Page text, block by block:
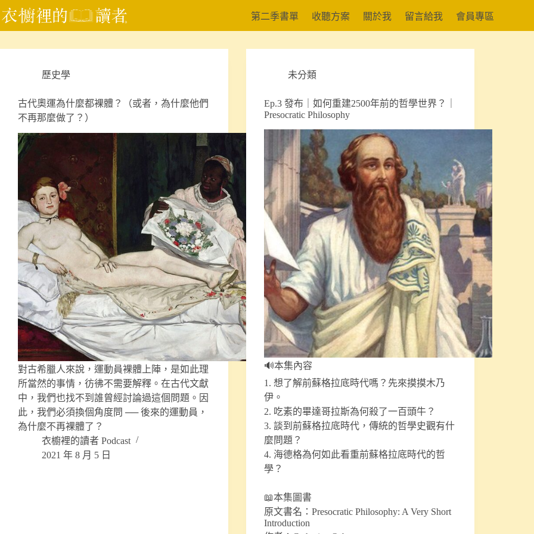
跳
至
要
第二季書單 收聽方案 關於我 留言給我 會員專區
歷史學
古代奧運為什麼都裸體？（或者，為什麼他們
不再那麼做了？）
對古希臘人來說，運動員裸體上陣，是如此理
所當然的事情，彷彿不需要解釋。在古代文獻
中，我們也找不到誰曾經討論過這個問題。因
此，我們必須換個角度問 ── 後來的運動員，
為什麼不再裸體了？
衣櫥裡的讀者 Podcast
2021 年 8 月 5 日
未分類
Ep.3 發布｜如何重建2500年前的哲學世界？｜
Presocratic Philosophy
🔊本集內容
1. 想了解前蘇格拉底時代嗎？先來摸摸木乃
伊。
2. 吃素的畢達哥拉斯為何殺了一百頭牛？
3. 談到前蘇格拉底時代，傳統的哲學史觀有什
麼問題？
4. 海德格為何如此看重前蘇格拉底時代的哲
學？
📖本集圖書
原文書名：Presocratic Philosophy: A Very Short
Introduction